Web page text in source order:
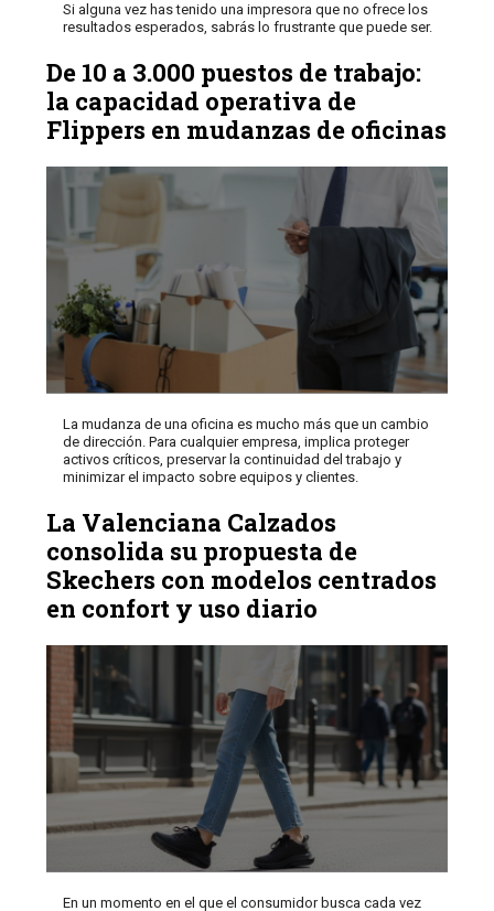
Si alguna vez has tenido una impresora que no ofrece los
resultados esperados, sabrás lo frustrante que puede ser.
De 10 a 3.000 puestos de trabajo:
la capacidad operativa de
Flippers en mudanzas de oficinas
La mudanza de una oficina es mucho más que un cambio
de dirección. Para cualquier empresa, implica proteger
activos críticos, preservar la continuidad del trabajo y
minimizar el impacto sobre equipos y clientes.
La Valenciana Calzados
consolida su propuesta de
Skechers con modelos centrados
en confort y uso diario
En un momento en el que el consumidor busca cada vez